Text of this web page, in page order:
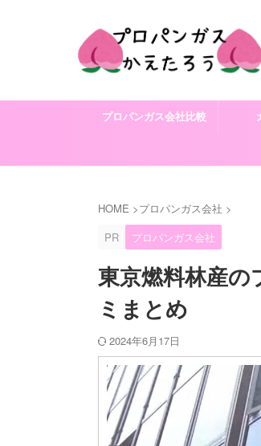
プロパンガス会社比較
HOME >プロパンガス会社 >
PR
プロパンガス会社
東京燃料林産の
ミまとめ
2024年6月17日